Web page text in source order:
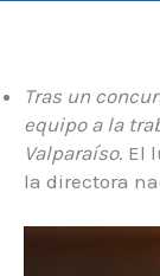
Tras un
equipo a la
Valparaíso. El
la directora